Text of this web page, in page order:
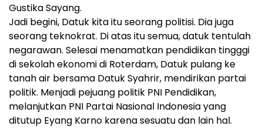
Gustika Sayang.
Jadi begini, Datuk kita itu seorang politisi. Dia juga
seorang teknokrat. Di atas itu semua, datuk tentulah
negarawan. Selesai menamatkan pendidikan tingggi
di sekolah ekonomi di Roterdam, Datuk pulang ke
tanah air bersama Datuk Syahrir, mendirikan partai
politik. Menjadi pejuang politik PNI Pendidikan,
melanjutkan PNI Partai Nasional Indonesia yang
ditutup Eyang Karno karena sesuatu dan lain hal.